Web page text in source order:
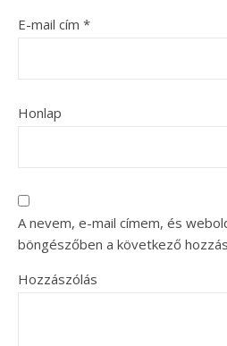
E-mail cím *
Honlap
A nevem, e-mail címem, és
böngészőben a következő
Hozzászólás